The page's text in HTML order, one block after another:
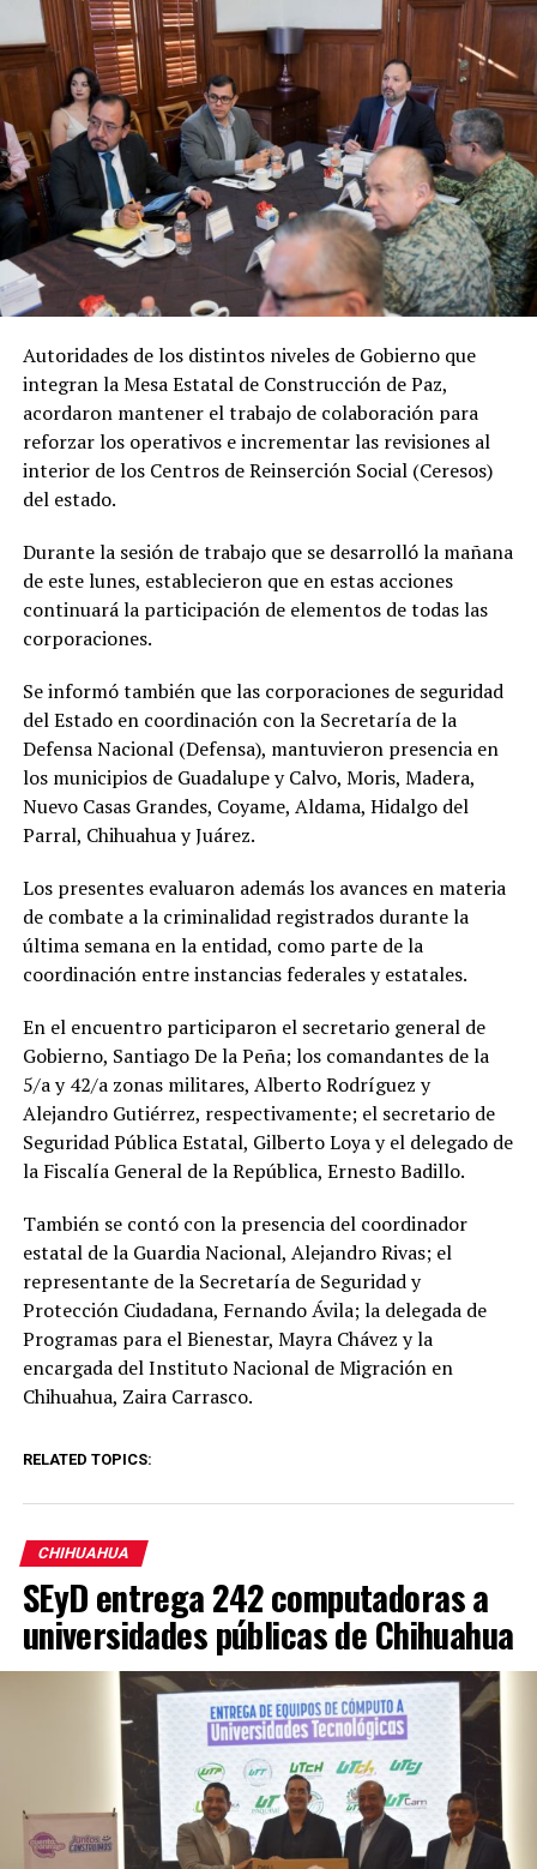
Autoridades de los distintos niveles de Gobierno que
integran la Mesa Estatal de Construcción de Paz,
acordaron mantener el trabajo de colaboración para
reforzar los operativos e incrementar las revisiones al
interior de los Centros de Reinserción Social (Ceresos)
del estado.
Durante la sesión de trabajo que se desarrolló la mañana
de este lunes, establecieron que en estas acciones
continuará la participación de elementos de todas las
corporaciones.
Se informó también que las corporaciones de seguridad
del Estado en coordinación con la Secretaría de la
Defensa Nacional (Defensa), mantuvieron presencia en
los municipios de Guadalupe y Calvo, Moris, Madera,
Nuevo Casas Grandes, Coyame, Aldama, Hidalgo del
Parral, Chihuahua y Juárez.
Los presentes evaluaron además los avances en materia
de combate a la criminalidad registrados durante la
última semana en la entidad, como parte de la
coordinación entre instancias federales y estatales.
En el encuentro participaron el secretario general de
Gobierno, Santiago De la Peña; los comandantes de la
5/a y 42/a zonas militares, Alberto Rodríguez y
Alejandro Gutiérrez, respectivamente; el secretario de
Seguridad Pública Estatal, Gilberto Loya y el delegado de
la Fiscalía General de la República, Ernesto Badillo.
También se contó con la presencia del coordinador
estatal de la Guardia Nacional, Alejandro Rivas; el
representante de la Secretaría de Seguridad y
Protección Ciudadana, Fernando Ávila; la delegada de
Programas para el Bienestar, Mayra Chávez y la
encargada del Instituto Nacional de Migración en
Chihuahua, Zaira Carrasco.
RELATED TOPICS:
CHIHUAHUA
SEyD entrega 242 computadoras a
universidades públicas de Chihuahua